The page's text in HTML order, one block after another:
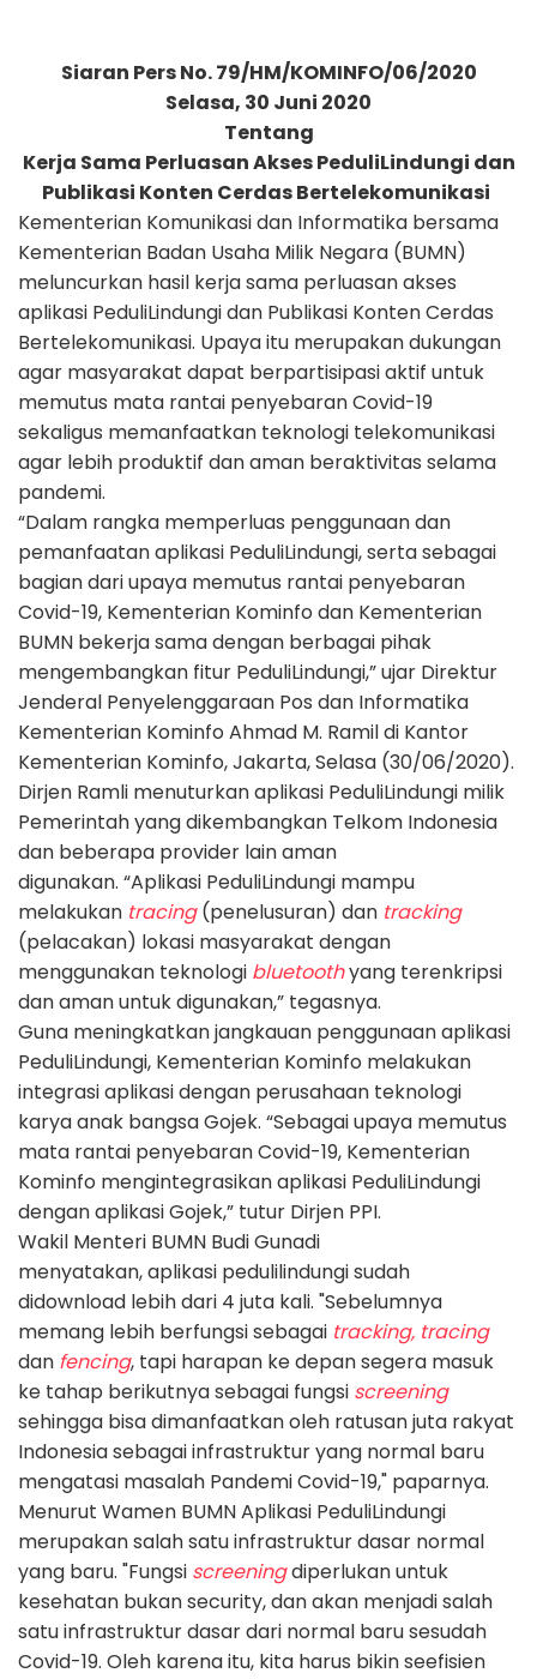
Siaran Pers No. 79/HM/KOMINFO/06/2020
Selasa, 30 Juni 2020
Tentang
Kerja Sama Perluasan Akses PeduliLindungi dan
Publikasi Konten Cerdas Bertelekomunikasi
Kementerian Komunikasi dan Informatika bersama
Kementerian Badan Usaha Milik Negara (BUMN)
meluncurkan hasil kerja sama perluasan akses
aplikasi PeduliLindungi dan Publikasi Konten Cerdas
Bertelekomunikasi. Upaya itu merupakan dukungan
agar masyarakat dapat berpartisipasi aktif untuk
memutus mata rantai penyebaran Covid-19
sekaligus memanfaatkan teknologi telekomunikasi
agar lebih produktif dan aman beraktivitas selama
pandemi.
“Dalam rangka memperluas penggunaan dan
pemanfaatan aplikasi PeduliLindungi, serta sebagai
bagian dari upaya memutus rantai penyebaran
Covid-19, Kementerian Kominfo dan Kementerian
BUMN bekerja sama dengan berbagai pihak
mengembangkan fitur PeduliLindungi,” ujar Direktur
Jenderal Penyelenggaraan Pos dan Informatika
Kementerian Kominfo Ahmad M. Ramil di Kantor
Kementerian Kominfo, Jakarta, Selasa (30/06/2020).
Dirjen Ramli menuturkan aplikasi PeduliLindungi milik
Pemerintah yang dikembangkan Telkom Indonesia
dan beberapa provider lain aman
digunakan. “Aplikasi PeduliLindungi mampu
melakukan tracing(penelusuran) dan tracking
(pelacakan) lokasi masyarakat dengan
menggunakan teknologi bluetoothyang terenkripsi
dan aman untuk digunakan,” tegasnya.
Guna meningkatkan jangkauan penggunaan aplikasi
PeduliLindungi, Kementerian Kominfo melakukan
integrasi aplikasi dengan perusahaan teknologi
karya anak bangsa Gojek. “Sebagai upaya memutus
mata rantai penyebaran Covid-19, Kementerian
Kominfo mengintegrasikan aplikasi PeduliLindungi
dengan aplikasi Gojek,” tutur Dirjen PPI.
Wakil Menteri BUMN Budi Gunadi
menyatakan,aplikasi pedulilindungi sudah
didownload lebih dari 4 juta kali. "Sebelumnya
memang lebih berfungsi sebagai tracking, tracing
dan fencing, tapi harapan ke depan segera masuk
ke tahap berikutnya sebagai fungsi screening
sehingga bisa dimanfaatkan oleh ratusan juta rakyat
Indonesia sebagai infrastruktur yang normal baru
mengatasi masalah Pandemi Covid-19," paparnya.
Menurut Wamen BUMNAplikasi PeduliLindungi
merupakan salah satu infrastruktur dasar normal
yang baru. "Fungsi screeningdiperlukan untuk
kesehatan bukan security, dan akan menjadi salah
satu infrastruktur dasar dari normal baru sesudah
Covid-19. Oleh karena itu, kita harus bikin seefisien